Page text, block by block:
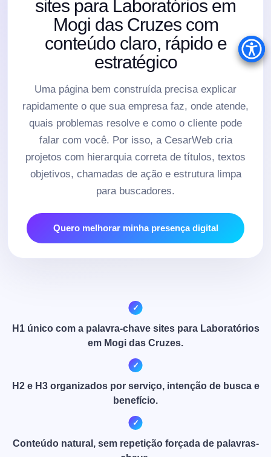
sites para Laboratórios em
Mogi das Cruzes com
conteúdo claro, rápido e
estratégico
Uma página bem construída precisa explicar
rapidamente o que sua empresa faz, onde atende,
quais problemas resolve e como o cliente pode
falar com você. Por isso, a CesarWeb cria
projetos com hierarquia correta de títulos, textos
objetivos, chamadas de ação e estrutura limpa
para buscadores.
Quero melhorar minha presença digital
H1 único com a palavra-chave sites para Laboratórios
em Mogi das Cruzes.
H2 e H3 organizados por serviço, intenção de busca e
benefício.
Conteúdo natural, sem repetição forçada de palavras-